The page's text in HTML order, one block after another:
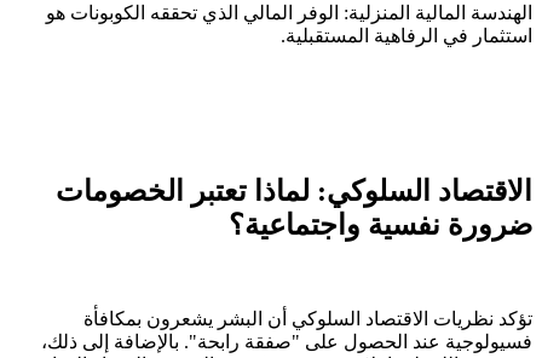
الهندسة المالية المنزلية: الوفر المالي الذي تحققه الكوبونات هو
استثمار في الرفاهية المستقبلية.
الاقتصاد السلوكي: لماذا تعتبر الخصومات
ضرورة نفسية واجتماعية؟
تؤكد نظريات الاقتصاد السلوكي أن البشر يشعرون بمكافأة
فسيولوجية عند الحصول على "صفقة رابحة". بالإضافة إلى ذلك،